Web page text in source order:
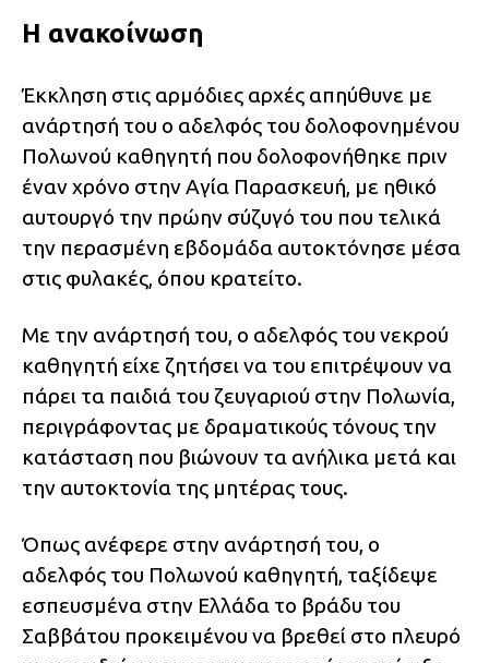
Η ανακοίνωση
Έκκληση στις αρμόδιες αρχές απηύθυνε με
ανάρτησή του ο αδελφός του δολοφονημένου
Πολωνού καθηγητή που δολοφονήθηκε πριν
έναν χρόνο στην Αγία Παρασκευή, με ηθικό
αυτουργό την πρώην σύζυγό του που τελικά
την περασμένη εβδομάδα αυτοκτόνησε μέσα
στις φυλακές, όπου κρατείτο.
Με την ανάρτησή του, ο αδελφός του νεκρού
καθηγητή είχε ζητήσει να του επιτρέψουν να
πάρει τα παιδιά του ζευγαριού στην Πολωνία,
περιγράφοντας με δραματικούς τόνους την
κατάσταση που βιώνουν τα ανήλικα μετά και
την αυτοκτονία της μητέρας τους.
Όπως ανέφερε στην ανάρτησή του, ο
αδελφός του Πολωνού καθηγητή, ταξίδεψε
εσπευσμένα στην Ελλάδα το βράδυ του
Σαββάτου προκειμένου να βρεθεί στο πλευρό